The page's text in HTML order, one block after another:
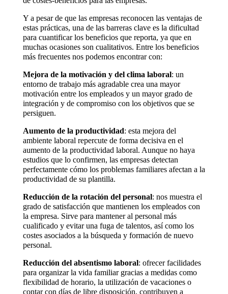
Y a pesar de que las empresas reconocen las ventajas de
estas prácticas, una de las barreras clave es la dificultad
para cuantificar los beneficios que reporta, ya que en
muchas ocasiones son cualitativos. Entre los beneficios
más frecuentes nos podemos encontrar con:
Mejora de la motivación y del clima laboral: un
entorno de trabajo más agradable crea una mayor
motivación entre los empleados y un mayor grado de
integración y de compromiso con los objetivos que se
persiguen.
Aumento de la productividad: esta mejora del
ambiente laboral repercute de forma decisiva en el
aumento de la productividad laboral. Aunque no haya
estudios que lo confirmen, las empresas detectan
perfectamente cómo los problemas familiares afectan a la
productividad de su plantilla.
Reducción de la rotación del personal: nos muestra el
grado de satisfacción que mantienen los empleados con
la empresa. Sirve para mantener al personal más
cualificado y evitar una fuga de talentos, así como los
costes asociados a la búsqueda y formación de nuevo
personal.
Reducción del absentismo laboral: ofrecer facilidades
para organizar la vida familiar gracias a medidas como
flexibilidad de horario, la utilización de vacaciones o
contar con días de libre disposición, contribuyen a